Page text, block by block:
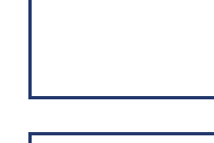
Vous